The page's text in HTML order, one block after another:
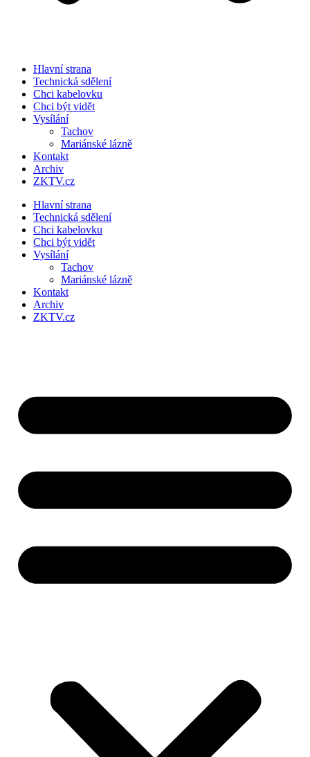
Hlavní strana
Technická sdělení
Chci kabelovku
Chci být vidět
Vysílání
Tachov
Mariánské lázně
Kontakt
Archiv
ZKTV.cz
Hlavní strana
Technická sdělení
Chci kabelovku
Chci být vidět
Vysílání
Tachov
Mariánské lázně
Kontakt
Archiv
ZKTV.cz